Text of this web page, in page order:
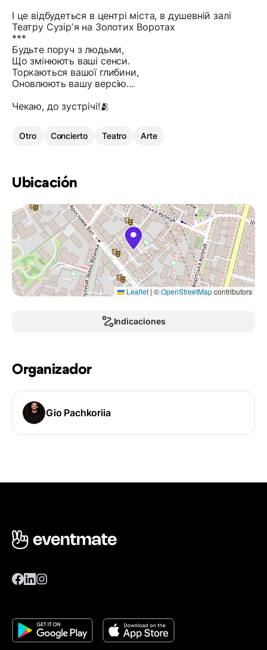
І це відбудеться в центрі міста, в душевній залі
Театру Сузірʼя на Золотих Воротах
***
Будьте поруч з людьми,
Що змінюють ваші сенси.
Торкаються вашої глибини,
Оновлюють вашу версію…
Чекаю, до зустрічі!🫂
Otro Concierto Teatro Arte
Ubicación
Leaflet | ©OpenStreetMapcontributors
Indicaciones
Organizador
Gio Pachkoriia